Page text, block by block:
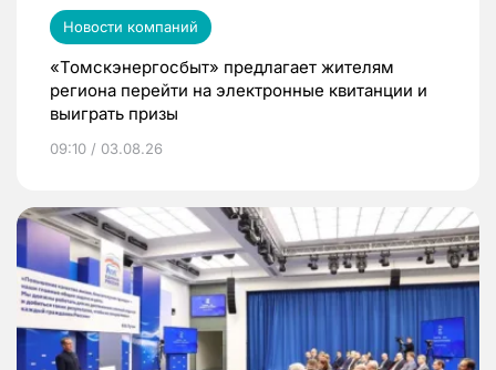
Новости компаний
«Томскэнергосбыт» предлагает жителям
региона перейти на электронные квитанции и
выиграть призы
09:10 / 03.08.26